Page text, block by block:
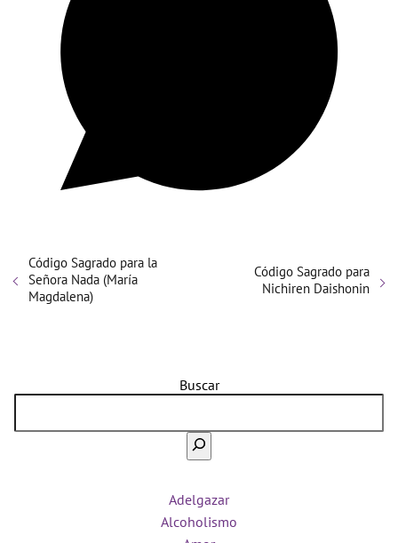
Código Sagrado para la
Señora Nada (María
Magdalena)
Código Sagrado para
Nichiren Daishonin
Buscar
Adelgazar
Alcoholismo